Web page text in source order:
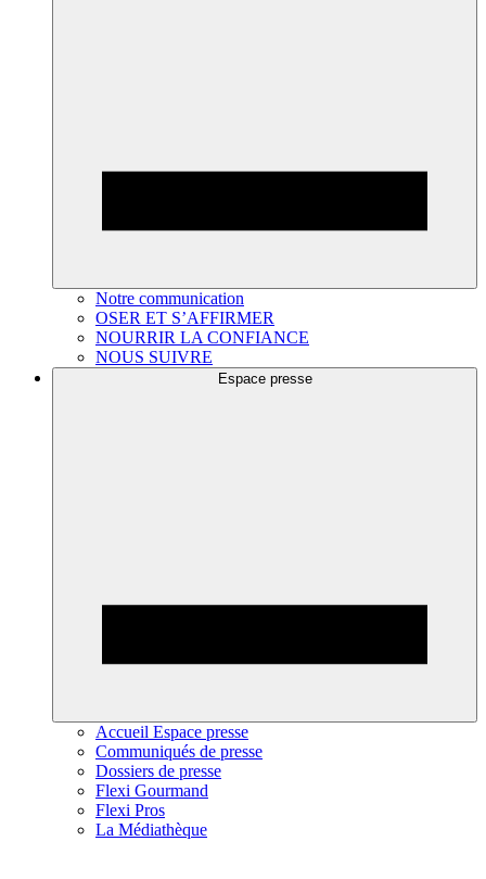
Notre communication
OSER ET S’AFFIRMER
NOURRIR LA CONFIANCE
NOUS SUIVRE
Espace presse
Accueil Espace presse
Communiqués de presse
Dossiers de presse
Flexi Gourmand
Flexi Pros
La Médiathèque